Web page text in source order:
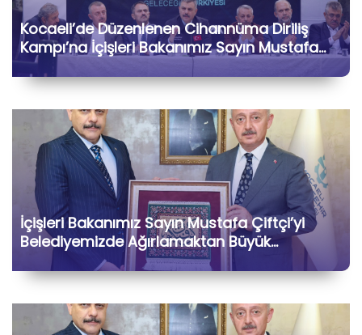
Kocaeli’de Düzenlenen Cihannüma Diriliş
Kampı’na İçişleri Bakanımız Sayın Mustafa
Çiftçi ile Birlikte Katılarak Kıymetli Gönül
Dostlarımızla Hasbihâl Ettik
İçişleri Bakanımız Sayın Mustafa Çiftçi’yi
Belediyemizde Ağırlamaktan Büyük
Memnuniyet Duyduk